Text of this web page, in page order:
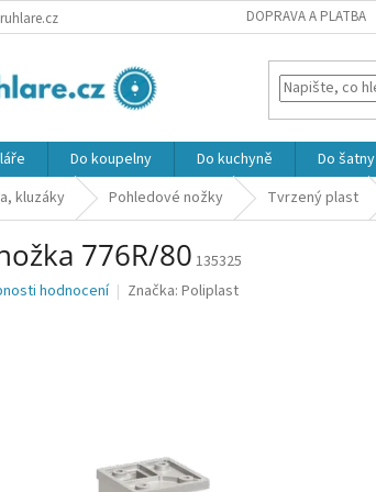
DOPRAVA A PLATBA
Do koupelny Do kuchyně Do šatny
kluzáky Pohledové nožky Tvrzený plast
776R/80 135325
hodnocení Značka: Poliplast